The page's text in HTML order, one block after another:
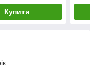
Купити